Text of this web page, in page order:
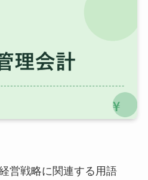
営戦略に関連する用語